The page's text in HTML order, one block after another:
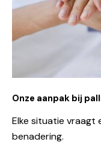
Onze aanpak bij
Elke situatie vraagt
benadering.